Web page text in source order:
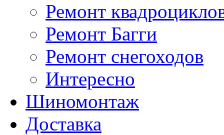
Ремонт
Ремонт Багги
Ремонт снегоходов
Интересно
Шиномонтаж
Доставка